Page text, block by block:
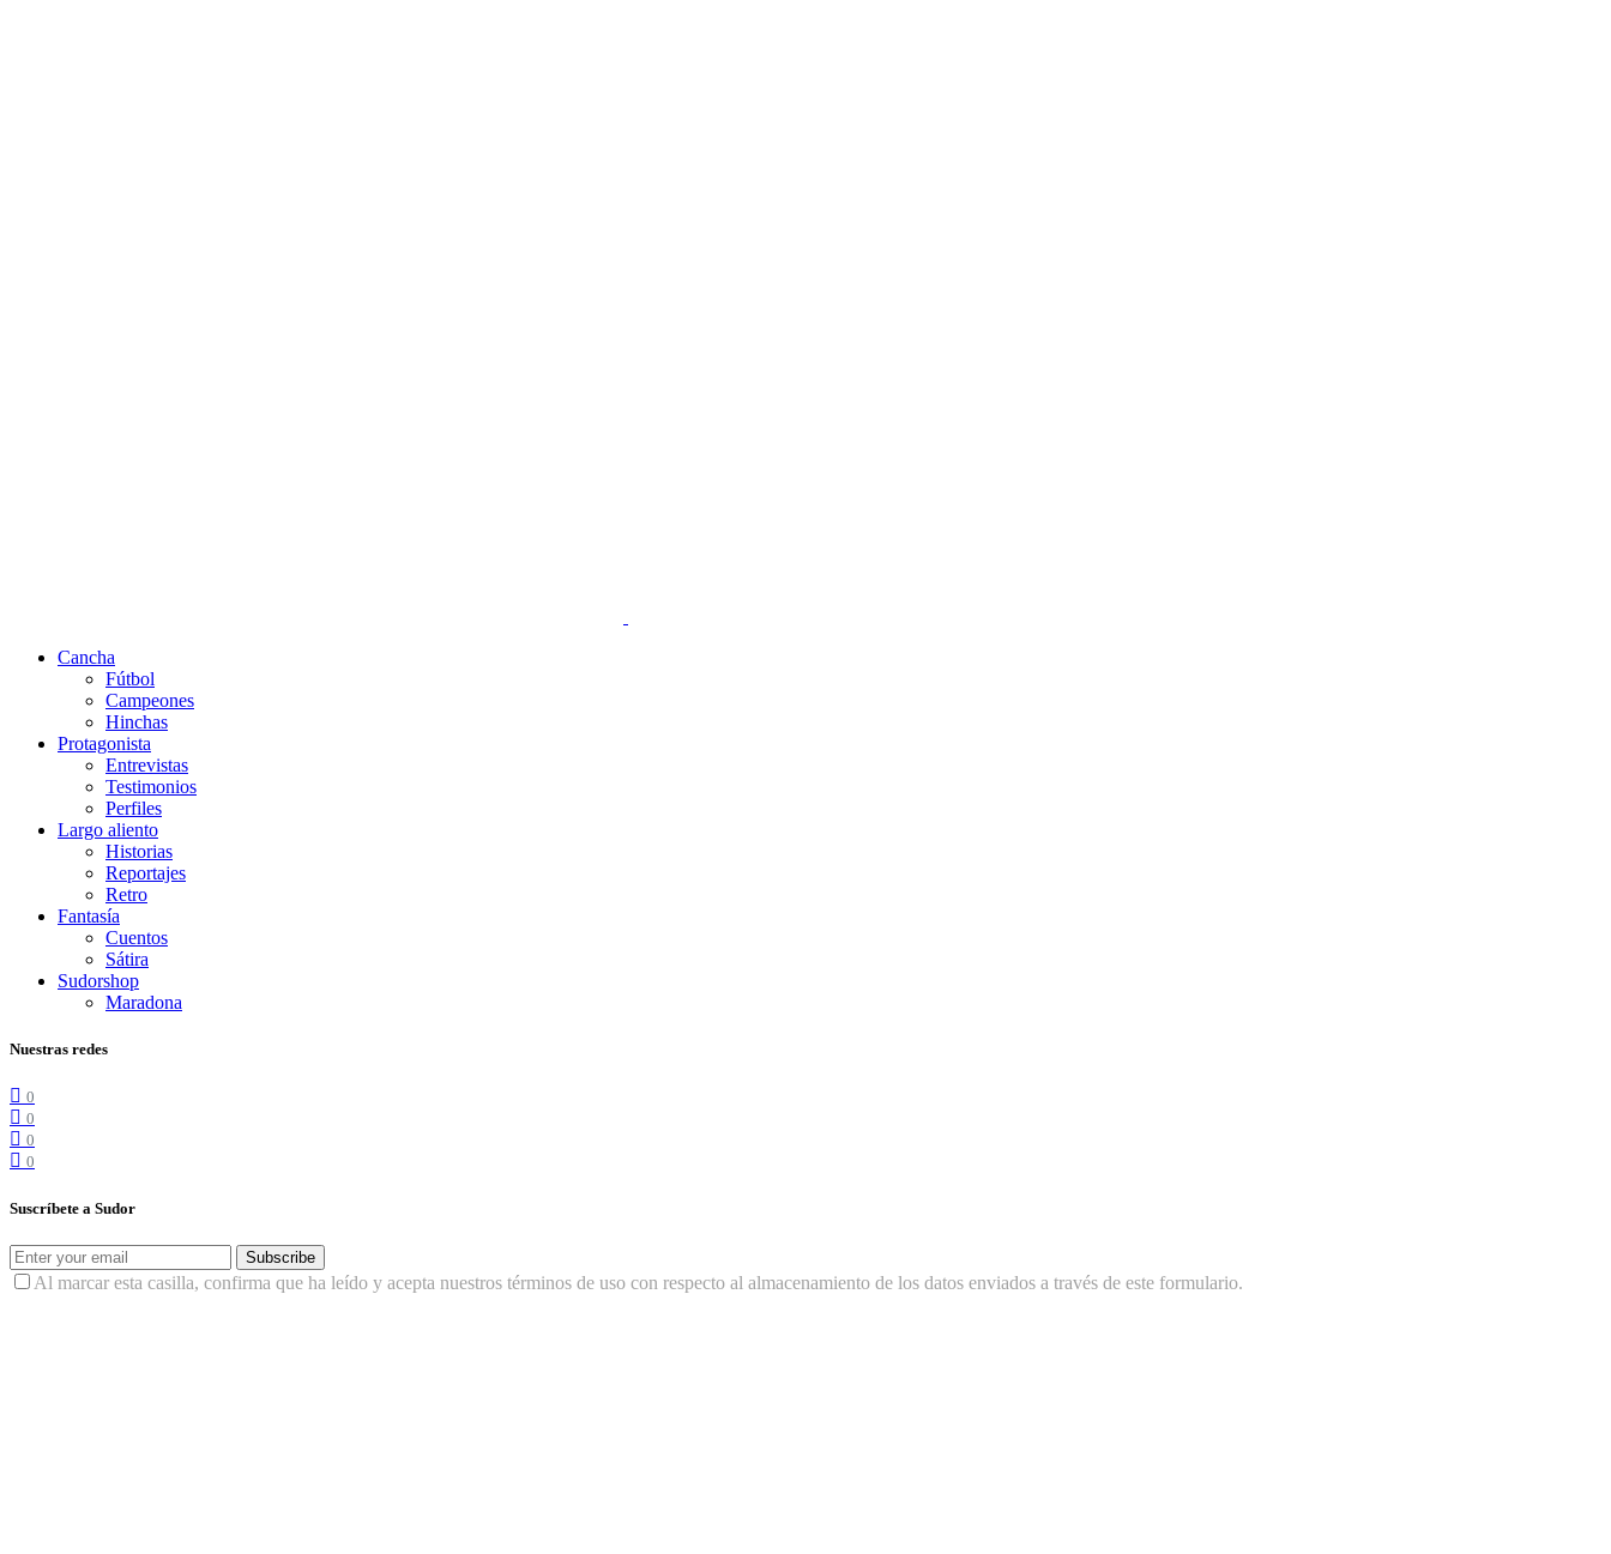
Cancha
Fútbol
Campeones
Hinchas
Protagonista
Entrevistas
Testimonios
Perfiles
Largo aliento
Historias
Reportajes
Retro
Fantasía
Cuentos
Sátira
Sudorshop
Maradona
Nuestras redes
0
0
0
0
Suscríbete a Sudor
Subscribe
Al marcar esta casilla, confirma que ha leído y acepta nuestros términos de uso con respecto al almacenamiento de los datos enviados a través de este formulario.